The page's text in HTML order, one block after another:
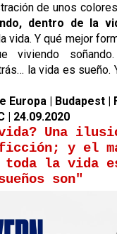
de unos
dentro de la
vida. Y qué mejor
viviendo
la vida es sueño.
Europa | Budapest |
| 24.09.2020
Una
ficción; y el
toda la vida
son"